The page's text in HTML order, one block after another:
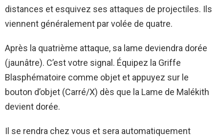
distances et esquivez ses attaques de projectiles. Ils
viennent généralement par volée de quatre.
Après la quatrième attaque, sa lame deviendra dorée
(jaunâtre). C’est votre signal. Équipez la Griffe
Blasphématoire comme objet et appuyez sur le
bouton d’objet (Carré/X) dès que la Lame de Malékith
devient dorée.
Il se rendra chez vous et sera automatiquement